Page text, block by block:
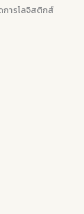
ารโลจิสติกส์